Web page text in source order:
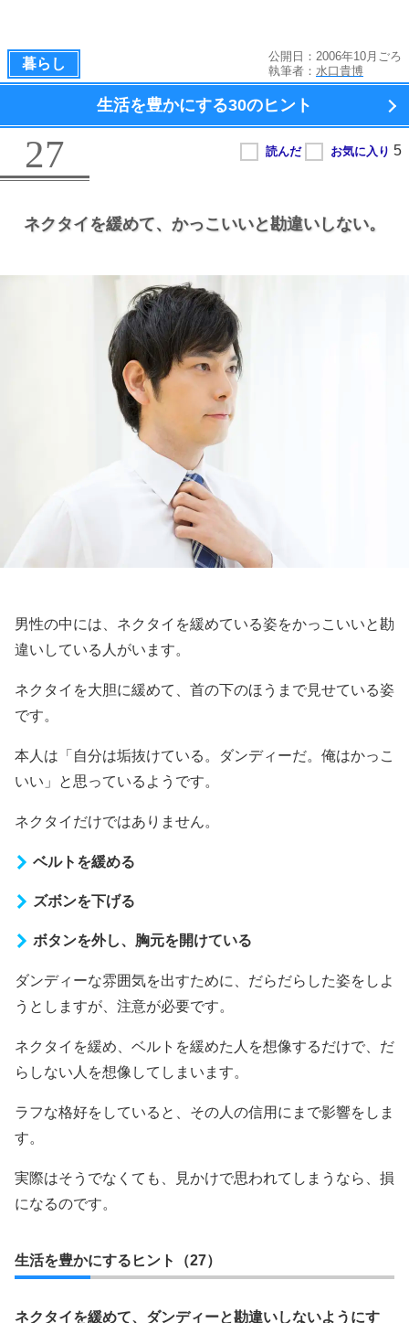
暮らし
公開日：2006年10月ごろ
執筆者： 水口貴博
生活を豊かにする30のヒント
27
ネクタイを緩めて、 かっこいいと勘違いしない。
男性の中には、ネクタイを緩めている姿をかっこいいと勘
違いしている人がいます。
ネクタイを大胆に緩めて、首の下のほうまで見せている姿
です。
本人は「自分は垢抜けている。ダンディーだ。俺はかっこ
いい」と思っているようです。
ネクタイだけではありません。
ベルトを緩める
ズボンを下げる
ボタンを外し、胸元を開けている
ダンディーな雰囲気を出すために、だらだらした姿をしよ
うとしますが、注意が必要です。
ネクタイを緩め、ベルトを緩めた人を想像するだけで、だ
らしない人を想像してしまいます。
ラフな格好をしていると、その人の信用にまで影響をしま
す。
実際はそうでなくても、見かけで思われてしまうなら、損
になるのです。
生活を豊かにするヒント（27）
ネクタイを緩めて、ダンディーと勘違いしないようにす